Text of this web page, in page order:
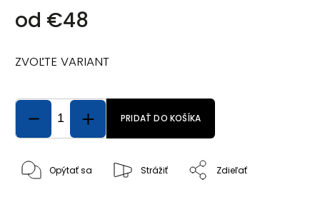
od €48
ZVOĽTE VARIANT
PRIDAŤ DO KOŠÍKA
Opýtať sa Strážiť Zdieľať